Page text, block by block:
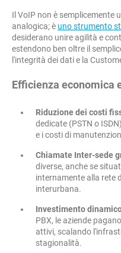
Il VoIP non è semplicemente
analogica; è uno strumento
desiderano unire agilità e
estendono ben oltre il
l'integrità dei dati e la
Efficienza economica
Riduzione dei costi
dedicate (PSTN o
e i costi di
Chiamate Inter-sede
diverse, anche se
internamente alla rete
interurbana.
Investimento
PBX, le aziende
attivi, scalando
stagionalità.